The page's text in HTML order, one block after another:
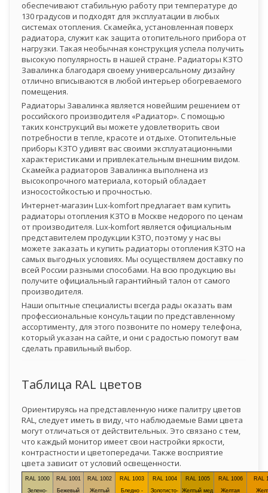
обеспечивают стабильную работу при температуре до
130 градусов и подходят для эксплуатации в любых
системах отопления. Скамейка, установленная поверх
радиатора, служит как защита отопительного прибора от
нагрузки. Такая необычная конструкция успела получить
высокую популярность в нашей стране. Радиаторы КЗТО
Завалинка благодаря своему универсальному дизайну
отлично вписываются в любой интерьер обогреваемого
помещения.
Радиаторы Завалинка является новейшим решением от
российского производителя «Радиатор». С помощью
таких конструкций вы можете удовлетворить свои
потребности в тепле, красоте и отдыхе. Отопительные
приборы КЗТО удивят вас своими эксплуатационными
характеристиками и привлекательным внешним видом.
Скамейка радиаторов Завалинка выполнена из
высокопрочного материала, который обладает
износостойкостью и прочностью.
Интернет-магазин Lux-komfort предлагает вам купить
радиаторы отопления КЗТО в Москве недорого по ценам
от производителя. Lux-komfort является официальным
представителем продукции КЗТО, поэтому у нас вы
можете заказать и купить радиаторы отопления КЗТО на
самых выгодных условиях. Мы осуществляем доставку по
всей России разными способами. На всю продукцию вы
получите официальный гарантийный талон от самого
производителя.
Наши опытные специалисты всегда рады оказать вам
профессиональные консультации по представленному
ассортименту, для этого позвоните по номеру телефона,
который указан на сайте, и они с радостью помогут вам
сделать правильный выбор.
Таблица RAL цветов
Ориентируясь на представленную ниже палитру цветов
RAL, следует иметь в виду, что наблюдаемые Вами цвета
могут отличаться от действительных. Это связано с тем,
что каждый монитор имеет свои настройки яркости,
контрастности и цветопередачи. Также восприятие
цвета зависит от условий освещенности.
RAL 1000
Зелено-
RAL 1001
Бежевый
RAL 1002
Желтый
RAL 1003
Бледно -
RAL 1004
Золотисто-
RAL 1005
Желтый мед
RAL 1006
Желтая
RAL